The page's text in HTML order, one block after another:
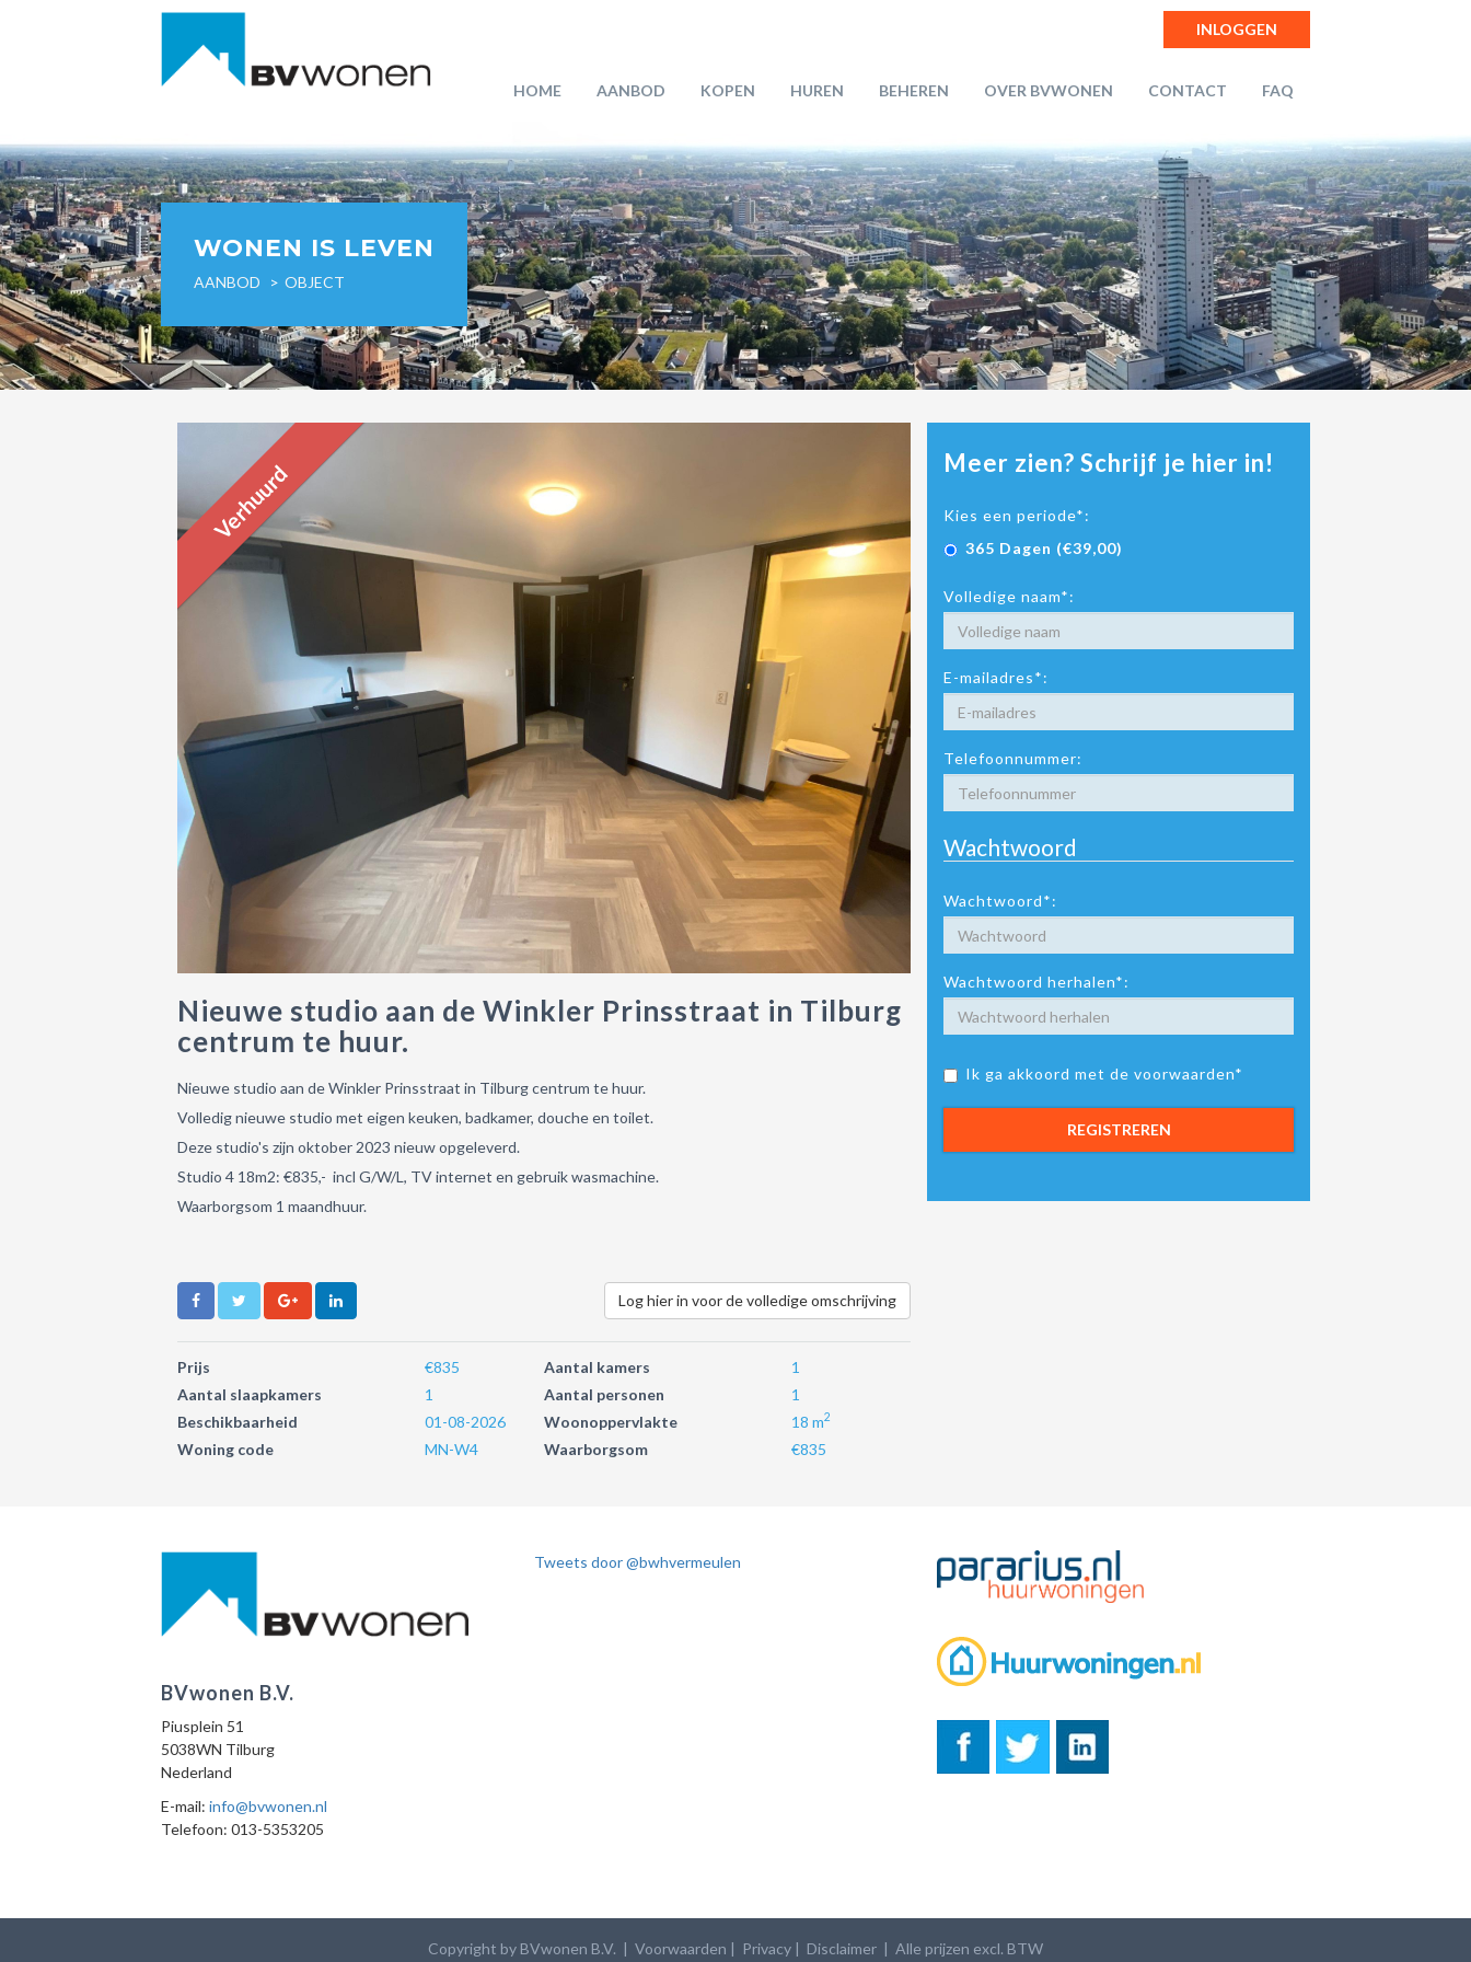
INLOGGEN
HOME AANBOD KOPEN HUREN BEHEREN OVER BVWONEN CONTACT FAQ
WONEN IS LEVEN
AANBOD OBJECT
Verhuurd Meer zien? Schrijf je hier in!
Kies een periode*:
365 Dagen (€39,00)
Volledige naam*:
E-mailadres*:
Telefoonnummer:
Wachtwoord
Wachtwoord*:
Wachtwoord herhalen*:
Ik ga akkoord met de voorwaarden*
REGISTREREN
Nieuwe studio aan de Winkler Prinsstraat in Tilburg
centrum te huur.
Nieuwe studio aan de Winkler Prinsstraat in Tilburg centrum te huur.
Volledig nieuwe studio met eigen keuken, badkamer, douche en toilet.
Deze studio's zijn oktober 2023 nieuw opgeleverd.
Studio 4 18m2: €835,- incl G/W/L, TV internet en gebruik wasmachine.
Waarborgsom 1 maandhuur.
Log hier in voor de volledige omschrijving
Prijs €835 Aantal kamers
1
Aantal slaapkamers
1 Aantal personen
1
Beschikbaarheid
01-08-2026 Woonoppervlakte 18 m2
Woning code MN-W4 Waarborgsom €835
BVwonen B.V.
Piusplein 51
5038WN Tilburg
Nederland
E-mail: info@bvwonen.nl
Telefoon: 013-5353205
Tweets door @bwhvermeulen
Copyright by BVwonen B.V. | Voorwaarden | Privacy | Disclaimer | Alle prijzen excl. BTW